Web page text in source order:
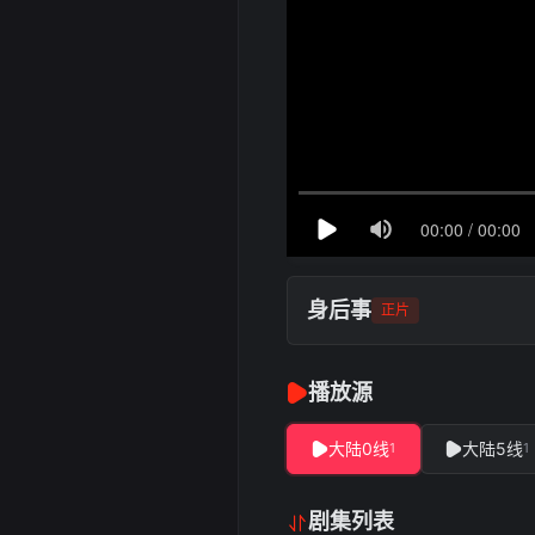
身后事 正片
播放源
大陆0线1 大陆5线1
剧集列表